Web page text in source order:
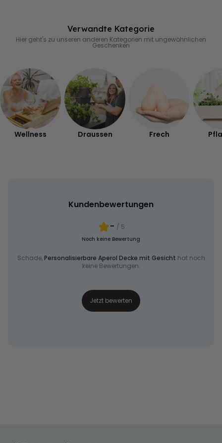
Verwandte Kategorie
Hier geht's zu unseren anderen Kategorien mit ungewöhnlichen
Geschenken
Wellness Draussen Frech
Kundenbewertungen
- / 5
Noch keine Bewertung
Schade,Personalisierbare Aperol Decke mit Gesicht hat noch
keine Bewertungen.
Jetzt bewerten